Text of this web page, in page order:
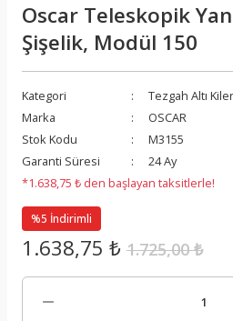
Oscar Teleskopik
Şişelik, Modül 150
Kategori
Tezgah Altı Kiler
Marka
OSCAR
Stok Kodu
M3155
Garanti Süresi
24 Ay
*1.638,75 ₺ den başlayan taksitlerle!
%5 İndirimli
1.638,75 ₺ 1.725,00 ₺